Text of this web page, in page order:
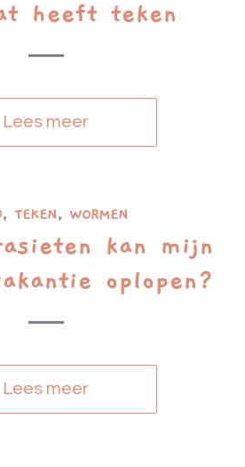
heeft teken
Lees meer
, TEKEN, WORMEN
kan mijn
oplopen?
Lees meer